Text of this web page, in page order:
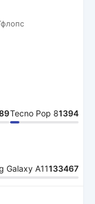
Tecno Pop 81394
Galaxy A11133467